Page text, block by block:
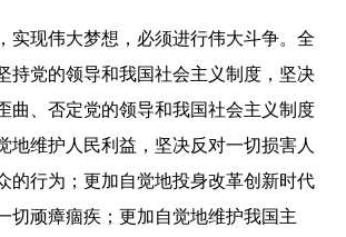
现伟大梦想，必须进行伟大斗争。全
持党的领导和我国社会主义制度，坚决
曲、否定党的领导和我国社会主义制度
地维护人民利益，坚决反对一切损害人
的行为；更加自觉地投身改革创新时代
切顽瘴痼疾；更加自觉地维护我国主